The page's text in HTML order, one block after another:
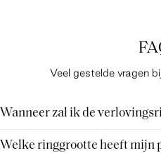
Veel gestelde vragen
Wanneer zal ik de
Welke ringgrootte heeft mijn